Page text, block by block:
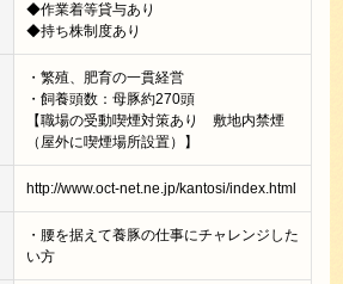
◆作業着等貸与あり
◆持ち株制度あり
・繁殖、肥育の一貫経営
・飼養頭数：母豚約270頭
【職場の受動喫煙対策あり 敷地内禁煙
（屋外に喫煙場所設置）】
http://www.oct-net.ne.jp/kantosi/index.html
・腰を据えて養豚の仕事にチャレンジした
い方